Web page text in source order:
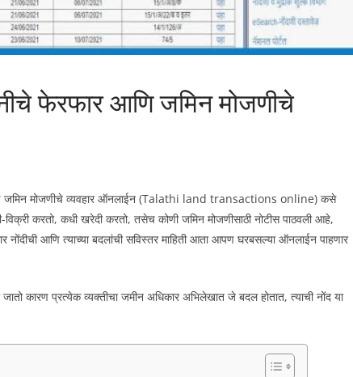
फेरफार आणि जमिन मोजणीचे
जमिन मोजणीचे व्यवहार ऑनलाईन (Talathi land transactions online) कसे
विक्री करतो, कधी खरेदी करतो, तसेच कोणी जमिन मोजणीसाठी नोटीस पाठवली आहे,
नोंदीची आणि त्याच्या बदलांची सविस्तर माहिती आता आपण घरबसल्या ऑनलाईन पाहणार
कारण प्रत्येक व्यक्तीचा जमीन अधिकार अभिलेखात जे बदल होतात, त्याची नोंद या